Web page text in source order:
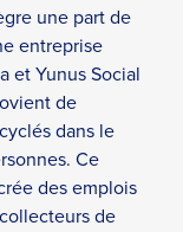
une part de
entreprise
et Yunus Social
de
dans le
Ce
des emplois
de